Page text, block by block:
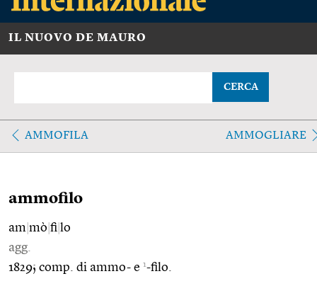
IL NUOVO DE MAURO
CERCA
AMMOFILA AMMOGLIARE
ammofilo
am mò fi lo
agg.
1829; comp. di ammo- e 1-filo.